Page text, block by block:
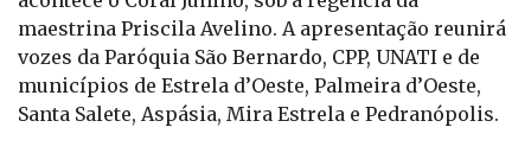
Mercury & Camargo. Ainda no dia 25, às 19h30,
acontece o Coral Junino, sob a regência da
maestrina Priscila Avelino. A apresentação reunirá
vozes da Paróquia São Bernardo, CPP, UNATI e de
municípios de Estrela d’Oeste, Palmeira d’Oeste,